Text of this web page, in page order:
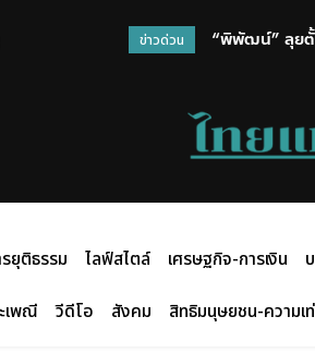
ข่าวด่วน “พิพัฒน์” ลุย
ยุติธรรม ไลฟ์สไตล์ เศรษฐกิจ-การเงิน
เพณี วีดีโอ สังคม สิทธิมนุษยชน-ความเ